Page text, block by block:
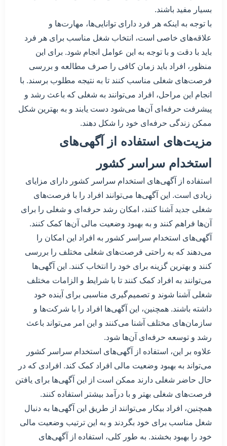
بسیار مفید باشند.
با توجه به اینکه هر فرد دارای توانایی‌ها، مهارت‌ها و
علاقه‌های خاصی است، انتخاب شغل مناسب برای هر فرد
باید با دقت و با توجه به این عوامل انجام شود. برای این
منظور، افراد باید زمان کافی را صرف مطالعه و بررسی
فرصت‌های شغلی مناسب کنند تا به نتیجه مطلوب برسند. با
انجام این مراحل، افراد می‌توانند به شغلی که باعث رشد و
پیشرفت حرفه‌ای آن‌ها می‌شود دست یابند و به بهترین شکل
ممکن زندگی حرفه‌ای خود را شکل دهند.
مزیت‌های استفاده از آگهی‌های
استخدام سراسر کشور
استفاده از آگهی‌های استخدام سراسر کشور دارای مزایای
زیادی است. این آگهی‌ها می‌توانند افراد را با فرصت‌های
شغلی جدید آشنا کنند، امکان رشد حرفه‌ای و شغلی را برای
آن‌ها فراهم کنند و به بهبود وضعیت مالی آن‌ها کمک کنند.
آگهی‌های استخدام سراسر کشور به افراد این امکان را
می‌دهند که به راحتی فرصت‌های شغلی مختلف را بررسی
کنند و بهترین گزینه برای خود را انتخاب کنند. این آگهی‌ها
می‌توانند به افراد کمک کنند تا با شرایط و الزامات مختلف
شغلی آشنا شوند و تصمیم‌گیری مناسبی برای آینده خود
داشته باشند. همچنین، این آگهی‌ها افراد را با شرکت‌ها و
سازمان‌های مختلف آشنا می‌کنند و این امر می‌تواند باعث
رشد و توسعه حرفه‌ای آن‌ها شود.
علاوه بر این، استفاده از آگهی‌های استخدام سراسر کشور
می‌تواند به بهبود وضعیت مالی افراد کمک کند. افرادی که در
حال حاضر شغلی دارند ممکن است از این آگهی‌ها برای یافتن
فرصت‌های شغلی بهتر و با درآمد بیشتر استفاده کنند.
همچنین، افراد بیکار می‌توانند از طریق این آگهی‌ها به دنبال
شغل مناسب برای خود بگردند و به این ترتیب وضعیت مالی
خود را بهبود بخشند. به طور کلی، استفاده از آگهی‌های